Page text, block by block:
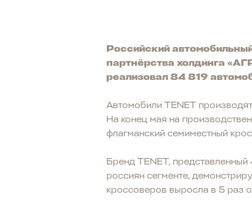
Российский
партнёрства холдинга
реализовал 84 819
Автомобили TENET
На конец мая на
флагманский семиместный
Бренд TENET,
россиян сегменте,
кроссоверов выросла в 5 раз